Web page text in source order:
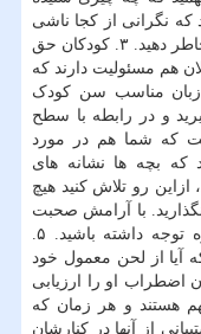
که نگرانی از کجا ناشی
می شود، احتمالا می توانید به آنها اطمینان خاطر دهید. ۳. کودکان حق
هم مسئولیت دارند که
زبان مناسب سن کودک
و در رابطه با سطح
۴. طبیعی است که شما هم در مورد
که بچه ها نشانه های
رو تلاش کنید هیچ
با آرامش صحبت
آیا از لحن معمول خود
اضطراب او را ارزیابی
هستند و هر زمان که
از آنها در کنارشان